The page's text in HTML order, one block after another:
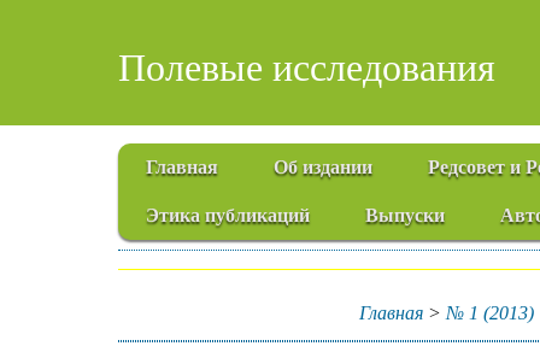
Полевые исследования
Главная Об издании Редсовет и
Этика публикаций Выпуски
Главная > № 1 (2013)